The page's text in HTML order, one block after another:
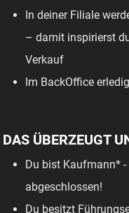
In deiner Filiale
– damit inspirierst
Verkauf
Im BackOffice
DAS ÜBERZEUGT
Du bist Kaufmann*
abgeschlossen!
Du besitzt